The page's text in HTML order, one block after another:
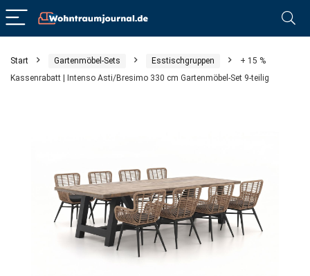
Start Gartenmöbel-Sets Esstischgruppen
+ 15 %
Kassenrabatt | Intenso Asti/Bresimo 330 cm Gartenmöbel-Set 9-teilig